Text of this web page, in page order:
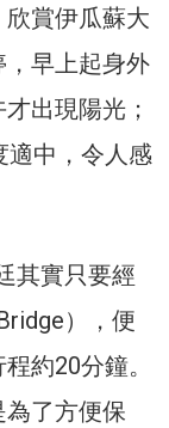
賞伊瓜蘇大
早上起身外
出現陽光；
適中，令人感
其實只要經
），便
約20分鐘。
了方便保